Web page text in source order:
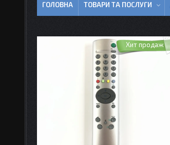
ГОЛОВНА ТОВАРИ ТА ПОСЛУГИ
Хит продаж